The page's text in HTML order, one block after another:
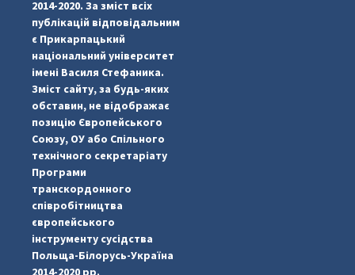
#PipIvanToday
2014-2020. За зміст всіх
публікацій відповідальним
є Прикарпацький
національний університет
імені Василя Стефаника.
Зміст сайту, за будь-яких
обставин, не відображає
позицію Європейського
Союзу, ОУ або Спільного
технічного секретаріату
Програми
транскордонного
співробітництва
європейського
інструменту сусідства
Польща-Білорусь-Україна
2014-2020 рр.